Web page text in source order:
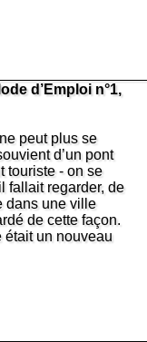
d’Emploi n°1,
peut plus se
d’un pont
touriste - on se
fallait regarder, de
dans une ville
de cette façon.
était un nouveau